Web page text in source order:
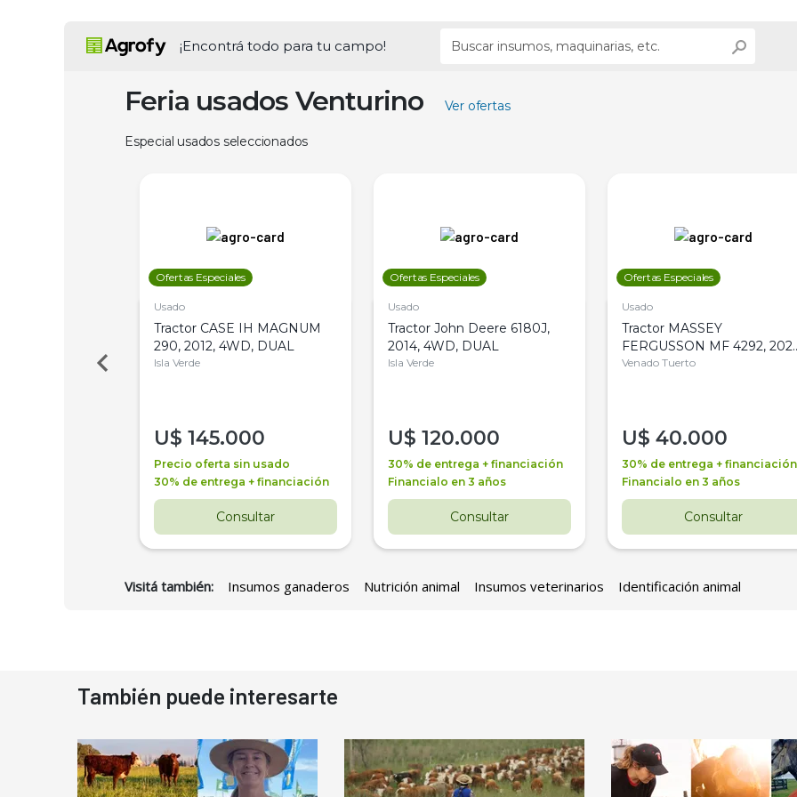
¡Encontrá todo para tu campo!
Feria usados Venturino Ver ofertas
Especial usados seleccionados
Ofertas Especiales
Usado
Tractor CASE IH MAGNUM
290, 2012, 4WD, DUAL
Isla Verde
U$ 145.000
Precio oferta sin usado
30% de entrega + financiación
Consultar
Ofertas Especiales
Usado
Tractor John Deere 6180J,
2014, 4WD, DUAL
Isla Verde
U$ 120.000
30% de entrega + financiación
Financialo en 3 años
Consultar
Ofertas Especiales
Usado
Tractor MASSEY
FERGUSSON MF 4292,
4WD, PATON
Venado Tuerto
U$ 40.000
30% de entrega + financiación
Financialo en 3 años
Consultar
Visitá también: Insumos ganaderos Nutrición animal Insumos veterinarios Identificación animal
También puede interesarte